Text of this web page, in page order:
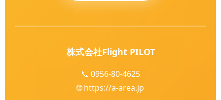
株式会社Flight PILOT
📞 0956-80-4625
🌐https://a-area.jp